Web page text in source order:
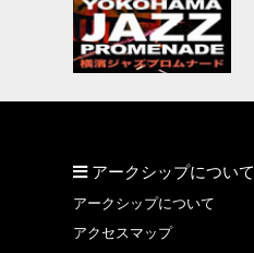
アークシップについて
アークシップについて
アクセスマップ